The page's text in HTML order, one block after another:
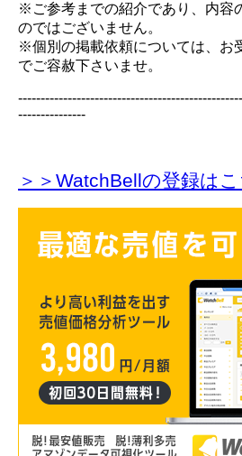
※ご参考までの紹介であり、内容
のではございません。
※個別の掲載依頼については、お
でご容赦下さいませ。
---------------
＞＞WatchBellの登録はこ